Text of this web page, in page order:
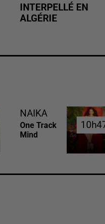
INTERPELLÉ EN
ALGÉRIE
NAIKA
One Track
Mind